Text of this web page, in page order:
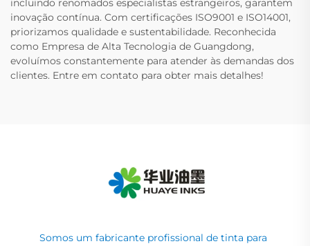
incluindo renomados especialistas estrangeiros, garantem
inovação contínua. Com certificações ISO9001 e ISO14001,
priorizamos qualidade e sustentabilidade. Reconhecida
como Empresa de Alta Tecnologia de Guangdong,
evoluímos constantemente para atender às demandas dos
clientes. Entre em contato para obter mais detalhes!
Somos um fabricante profissional de tinta para